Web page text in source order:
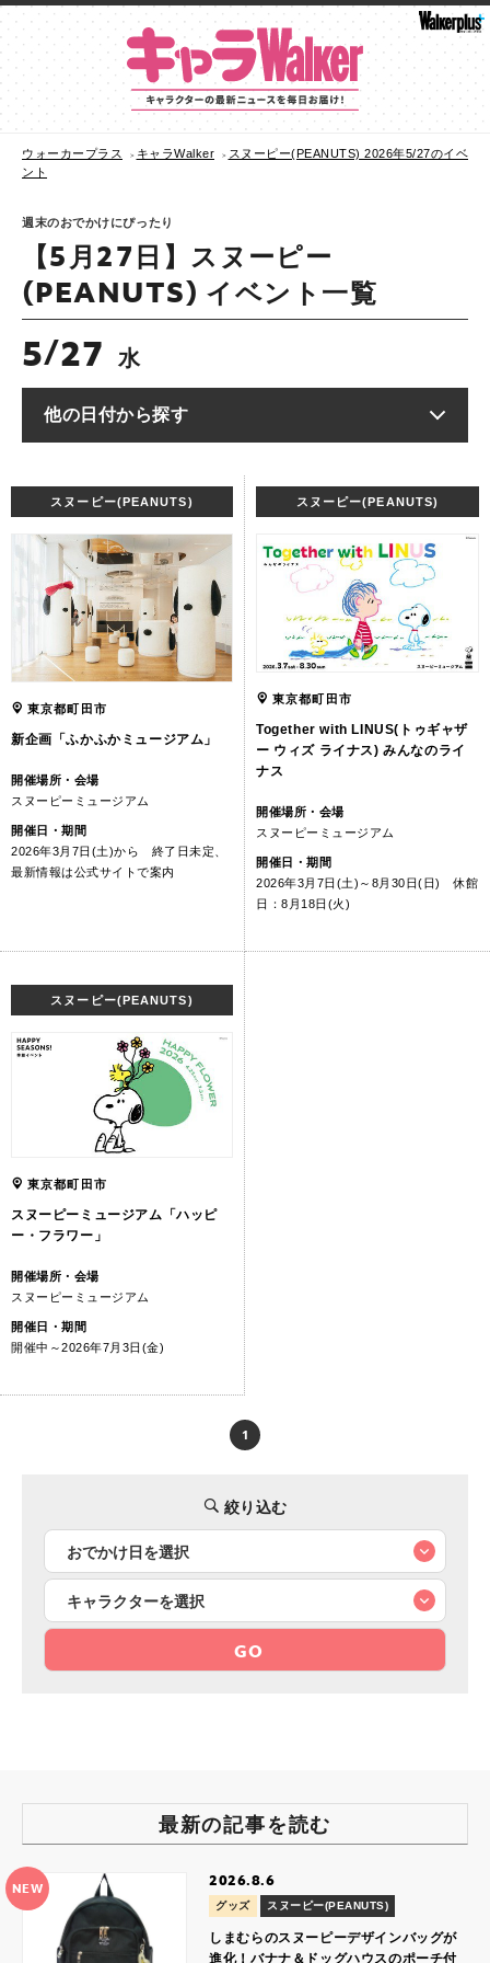
ウォーカープラス キャラWalker
スヌーピー(PEANUTS) 2026年5/27のイベ
ント
週末のおでかけにぴったり
【5月27日】スヌーピー
(PEANUTS) イベント一覧
5/27 水
他の日付から探す
スヌーピー(PEANUTS)
東京都町田市
新企画「ふかふかミュージアム」
開催場所・会場
スヌーピーミュージアム
開催日・期間
2026年3月7日(土)から 終了日未定、
最新情報は公式サイトで案内
スヌーピー(PEANUTS)
東京都町田市
Together with LINUS(トゥギャザ
ー ウィズ ライナス) みんなのライ
ナス
開催場所・会場
スヌーピーミュージアム
開催日・期間
2026年3月7日(土)～8月30日(日) 休館
日：8月18日(火)
スヌーピー(PEANUTS)
東京都町田市
スヌーピーミュージアム「ハッピ
ー・フラワー」
開催場所・会場
スヌーピーミュージアム
開催日・期間
開催中～2026年7月3日(金)
1
絞り込む
GO
最新の記事を読む
NEW 2026.8.6
グッズ スヌーピー(PEANUTS)
しまむらのスヌーピーデザインバッグが
進化！バナナ＆ドッグハウスのポーチ付